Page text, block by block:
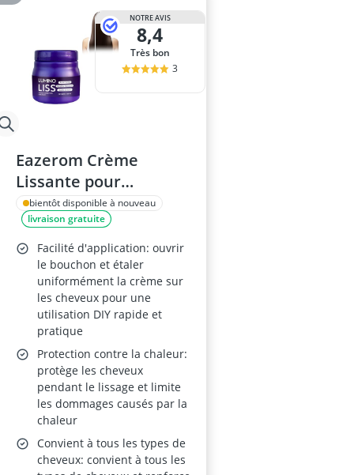
NOTRE AVIS
8,4
Très bon
3
Eazerom Crème
Lissante pour
Cheveux
bientôt disponible à nouveau
livraison gratuite
Facilité d'application: ouvrir
le bouchon et étaler
uniformément la crème sur
les cheveux pour une
utilisation DIY rapide et
pratique
Protection contre la chaleur:
protège les cheveux
pendant le lissage et limite
les dommages causés par la
chaleur
Convient à tous les types de
cheveux: convient à tous les